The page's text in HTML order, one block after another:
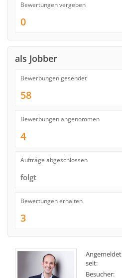
Bewertungen vergeben
0
als Jobber
Bewerbungen gesendet
58
Bewerbungen angenommen
4
Aufträge abgeschlossen
folgt
Bewertungen erhalten
3
Angemeldet
seit:
Besucher: